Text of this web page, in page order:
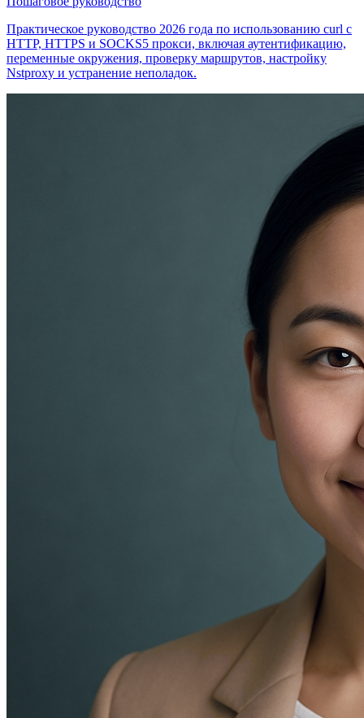
Практическое руководство 2026 года по использованию curl с
HTTP, HTTPS и SOCKS5 прокси, включая аутентификацию,
переменные окружения, проверку маршрутов, настройку
Nstproxy и устранение неполадок.